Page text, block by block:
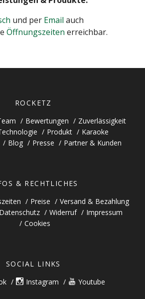
und per Email auch
Öffnungszeiten erreichbar.
ROCKETZ
Bewertungen
Zuverlässigkeit
Produkt
Karaoke
Blog Presse Partner & Kunden
& RECHTLICHES
Preise
Versand & Bezahlung
Datenschutz Widerruf
Impressum
Cookies
SOCIAL LINKS
Instagram Youtube